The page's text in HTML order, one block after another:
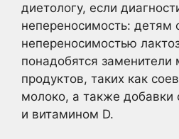
диетологу, если
непереносимость: детям
непереносимостью
понадобятся заменители
продуктов, таких как
молоко, а также добавки
и витамином D.